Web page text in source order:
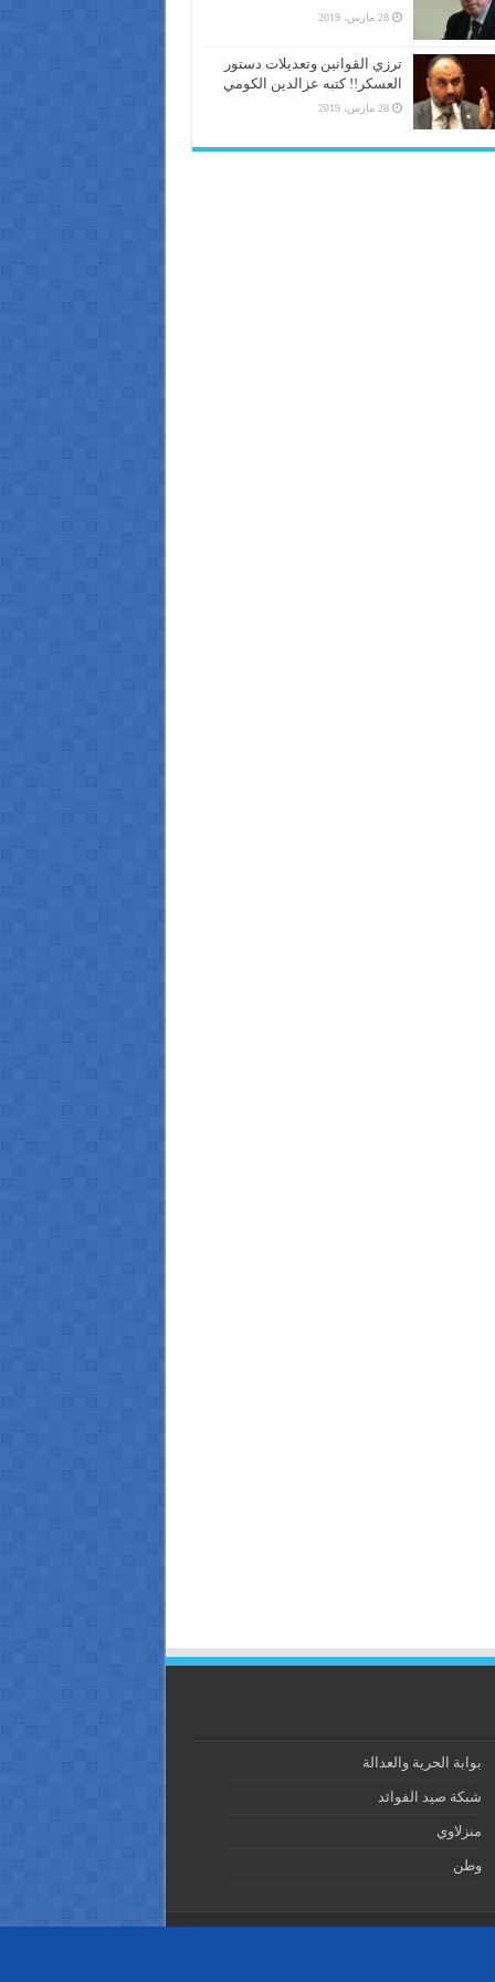
28 مارس، 2019
ترزي القوانين وتعديلات دستور
العسكر!! كتبه عزالدين الكومي
28 مارس، 2019
بوابة الحرية والعدالة
شبكة صيد الفوائد
منزلاوي
وطن